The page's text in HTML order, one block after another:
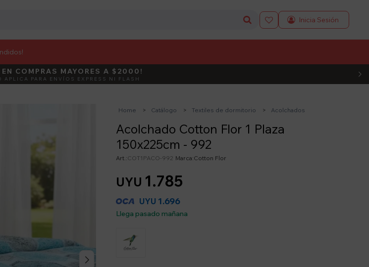

DEBUT ACTIVÁ EL CÓDIGO
COMPRAS MAYORES A $2000!
APLICA PARA ENVÍOS EXPRESS NI FLASH
Home Catálogo Textiles de dormitorio Acolchados
Acolchado Cotton Flor 1 Plaza
150x225cm - 992
COT1PACO-992 Cotton Flor
UYU 1.785
UYU 1.696
Llega pasado mañana